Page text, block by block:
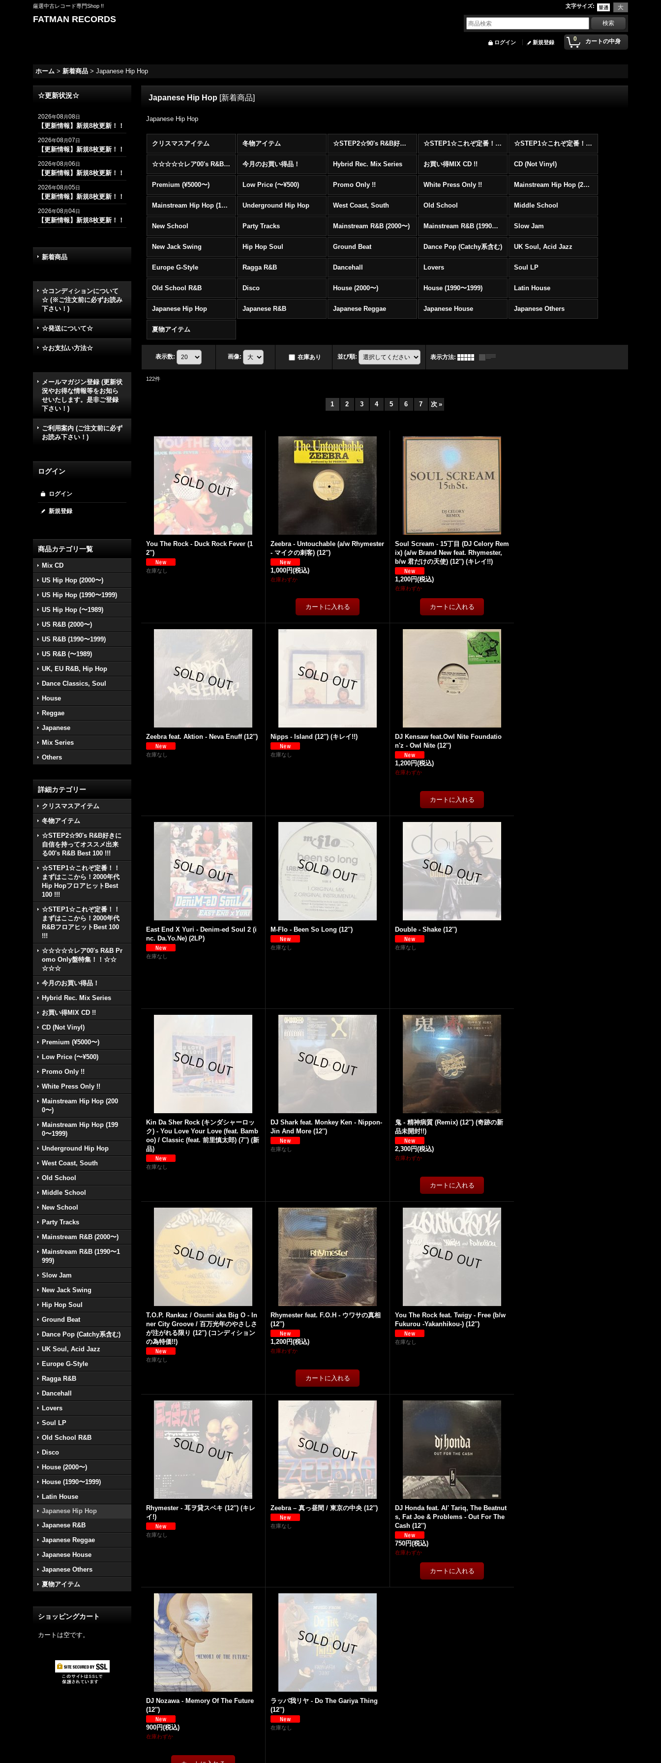
厳選中古レコード専門Shop !! 文字サイズ:
FATMAN RECORDS
0 カートの中身
ログイン 新規登録
ホーム > 新着商品 > Japanese Hip Hop
☆更新状況☆
2026年08月08日
【更新情報】新規8枚更新！！
2026年08月07日
【更新情報】新規8枚更新！！
2026年08月06日
【更新情報】新規8枚更新！！
2026年08月05日
【更新情報】新規8枚更新！！
2026年08月04日
【更新情報】新規8枚更新！！
新着商品
☆コンディションについて
☆ (※ご注文前に必ずお読み
下さい！)
☆発送について☆
☆お支払い方法☆
メールマガジン登録 (更新状
況やお得な情報等をお知ら
せいたします。是非ご登録
下さい！)
ご利用案内 (ご注文前に必ず
お読み下さい！)
ログイン
ログイン
新規登録
商品カテゴリ一覧
Mix CD
US Hip Hop (2000〜)
US Hip Hop (1990〜1999)
US Hip Hop (〜1989)
US R&B (2000〜)
US R&B (1990〜1999)
US R&B (〜1989)
UK, EU R&B, Hip Hop
Dance Classics, Soul
House
Reggae
Japanese
Mix Series
Others
詳細カテゴリー
クリスマスアイテム
冬物アイテム
☆STEP2☆90's R&B好きに
自信を持ってオススメ出来
る00's R&B Best 100 !!!
☆STEP1☆これぞ定番！！
まずはここから！2000年代
Hip HopフロアヒットBest
100 !!!
☆STEP1☆これぞ定番！！
まずはここから！2000年代
R&BフロアヒットBest 100
!!!
☆☆☆☆☆レア00's R&B Pr
omo Only盤特集！！☆☆
☆☆☆
今月のお買い得品！
Hybrid Rec. Mix Series
お買い得MIX CD !!
CD (Not Vinyl)
Premium (¥5000〜)
Low Price (〜¥500)
Promo Only !!
White Press Only !!
Mainstream Hip Hop (200
0〜)
Mainstream Hip Hop (199
0〜1999)
Underground Hip Hop
West Coast, South
Old School
Middle School
New School
Party Tracks
Mainstream R&B (2000〜)
Mainstream R&B (1990〜1
999)
Slow Jam
New Jack Swing
Hip Hop Soul
Ground Beat
Dance Pop (Catchy系含む)
UK Soul, Acid Jazz
Europe G-Style
Ragga R&B
Dancehall
Lovers
Soul LP
Old School R&B
Disco
House (2000〜)
House (1990〜1999)
Latin House
Japanese Hip Hop
Japanese R&B
Japanese Reggae
Japanese House
Japanese Others
夏物アイテム
ショッピングカート
カートは空です。
Japanese Hip Hop [新着商品]
Japanese Hip Hop
クリスマスアイテム 冬物アイテム ☆STEP2☆90's R&B好きに自信を持ってオススメ出来る00's R&B Best 100 !!! ☆STEP1☆これぞ定番！！まずはここから！2000年代Hip HopフロアヒットBest 100 !!! ☆STEP1☆これぞ定番！！まずはここから！2000年代R&BフロアヒットBest 100 !!!
☆☆☆☆☆レア00's R&B Promo Only盤特集！！☆☆☆☆☆ 今月のお買い得品！ Hybrid Rec. Mix Series お買い得MIX CD !! CD (Not Vinyl)
Premium (¥5000〜) Low Price (〜¥500) Promo Only !! White Press Only !! Mainstream Hip Hop (2000〜)
Mainstream Hip Hop (1990〜1999) Underground Hip Hop West Coast, South Old School Middle School
New School Party Tracks Mainstream R&B (2000〜) Mainstream R&B (1990〜1999) Slow Jam
New Jack Swing Hip Hop Soul Ground Beat Dance Pop (Catchy系含む) UK Soul, Acid Jazz
Europe G-Style Ragga R&B Dancehall Lovers Soul LP
Old School R&B Disco House (2000〜) House (1990〜1999) Latin House
Japanese Hip Hop Japanese R&B Japanese Reggae Japanese House Japanese Others
夏物アイテム
表示数: 画像: 在庫あり 並び順: 表示方法:
122件
1 2 3 4 5 6 7 次 »
You The Rock - Duck Rock Fever (1
2'')
在庫なし
Zeebra - Untouchable (a/w Rhymester
- マイクの刺客) (12'')
1,000円(税込)
在庫わずか
Soul Scream - 15丁目 (DJ Celory Rem
ix) (a/w Brand New feat. Rhymester,
b/w 君だけの天使) (12'') (キレイ!!)
1,200円(税込)
在庫わずか
Zeebra feat. Aktion - Neva Enuff (12'')
在庫なし
Nipps - Island (12'') (キレイ!!)
在庫なし
DJ Kensaw feat.Owl Nite Foundatio
n'z - Owl Nite (12'')
1,200円(税込)
在庫わずか
East End X Yuri - Denim-ed Soul 2 (i
nc. Da.Yo.Ne) (2LP)
在庫なし
M-Flo - Been So Long (12'')
在庫なし
Double - Shake (12'')
在庫なし
Kin Da Sher Rock (キンダシャーロッ
ク) - You Love Your Love (feat. Bamb
oo) / Classic (feat. 前里慎太郎) (7'') (新
品)
在庫なし
DJ Shark feat. Monkey Ken - Nippon-
Jin And More (12'')
在庫なし
鬼 - 精神病質 (Remix) (12'') (奇跡の新
品未開封!!)
2,300円(税込)
在庫わずか
T.O.P. Rankaz / Osumi aka Big O - In
ner City Groove / 百万光年のやさしさ
が注がれる限り (12'') (コンディション
の為特価!!)
在庫なし
Rhymester feat. F.O.H - ウワサの真相
(12'')
1,200円(税込)
在庫わずか
You The Rock feat. Twigy - Free (b/w
Fukurou -Yakanhikou-) (12'')
在庫なし
Rhymester - 耳ヲ貸スベキ (12'') (キレ
イ!)
在庫なし
Zeebra – 真っ昼間 / 東京の中央 (12'')
在庫なし
DJ Honda feat. Al' Tariq, The Beatnut
s, Fat Joe & Problems - Out For The
Cash (12'')
750円(税込)
在庫わずか
DJ Nozawa - Memory Of The Future
(12'')
900円(税込)
在庫わずか
ラッパ我リヤ - Do The Gariya Thing
(12'')
在庫なし